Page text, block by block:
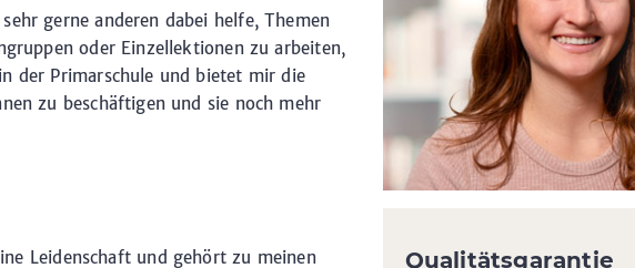
gerne anderen dabei helfe, Themen
oder Einzellektionen zu arbeiten,
der Primarschule und bietet mir die
zu beschäftigen und sie noch mehr
Leidenschaft und gehört zu meinen
Qualitätsgarantie